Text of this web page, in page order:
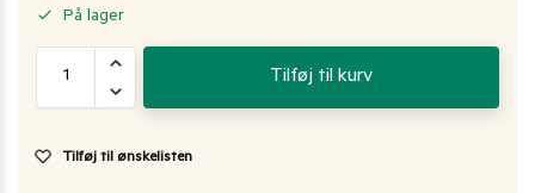
På lager
Tilføj til kurv
Tilføj til ønskelisten